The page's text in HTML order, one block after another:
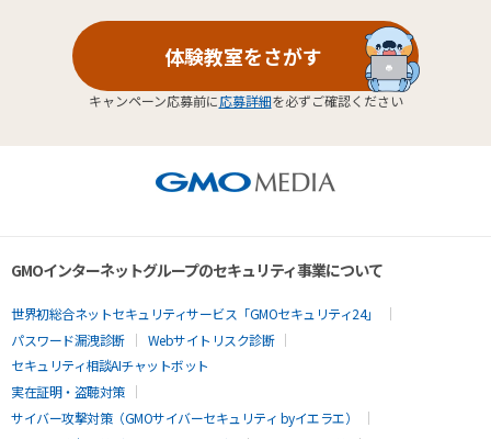
体験教室をさがす
キャンペーン応募前に応募詳細を必ずご確認ください
GMOインターネットグループのセキュリティ事業について
世界初総合ネットセキュリティサービス「GMOセキュリティ24」
パスワード漏洩診断
Webサイトリスク診断
セキュリティ相談AIチャットボット
実在証明・盗聴対策
サイバー攻撃対策（GMOサイバーセキュリティ byイエラエ）